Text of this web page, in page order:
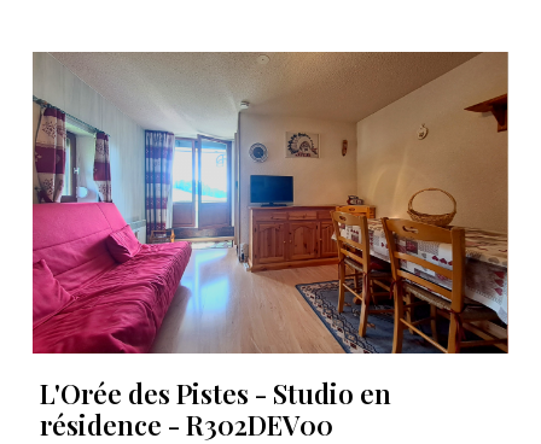
L'Orée des Pistes - Studio en
résidence - R302DEV00